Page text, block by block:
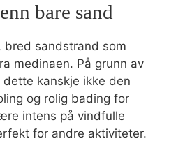
bare sand
bred sandstrand som
medinaen. På grunn av
kanskje ikke den
og rolig bading for
intens på vindfulle
for andre aktiviteter.